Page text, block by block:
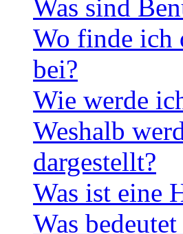
Was sind
Wo finde ich
bei?
Wie werde
Weshalb
dargestellt?
Was ist eine
Was